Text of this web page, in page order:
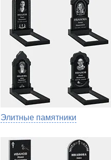
Элитные памятники